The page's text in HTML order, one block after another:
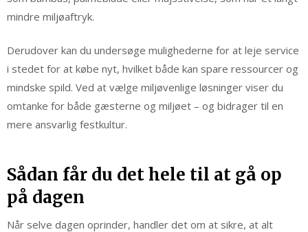
mindre miljøaftryk.
Derudover kan du undersøge mulighederne for at leje service
i stedet for at købe nyt, hvilket både kan spare ressourcer og
mindske spild. Ved at vælge miljøvenlige løsninger viser du
omtanke for både gæsterne og miljøet – og bidrager til en
mere ansvarlig festkultur.
Sådan får du det hele til at gå op
på dagen
Når selve dagen oprinder, handler det om at sikre, at alt